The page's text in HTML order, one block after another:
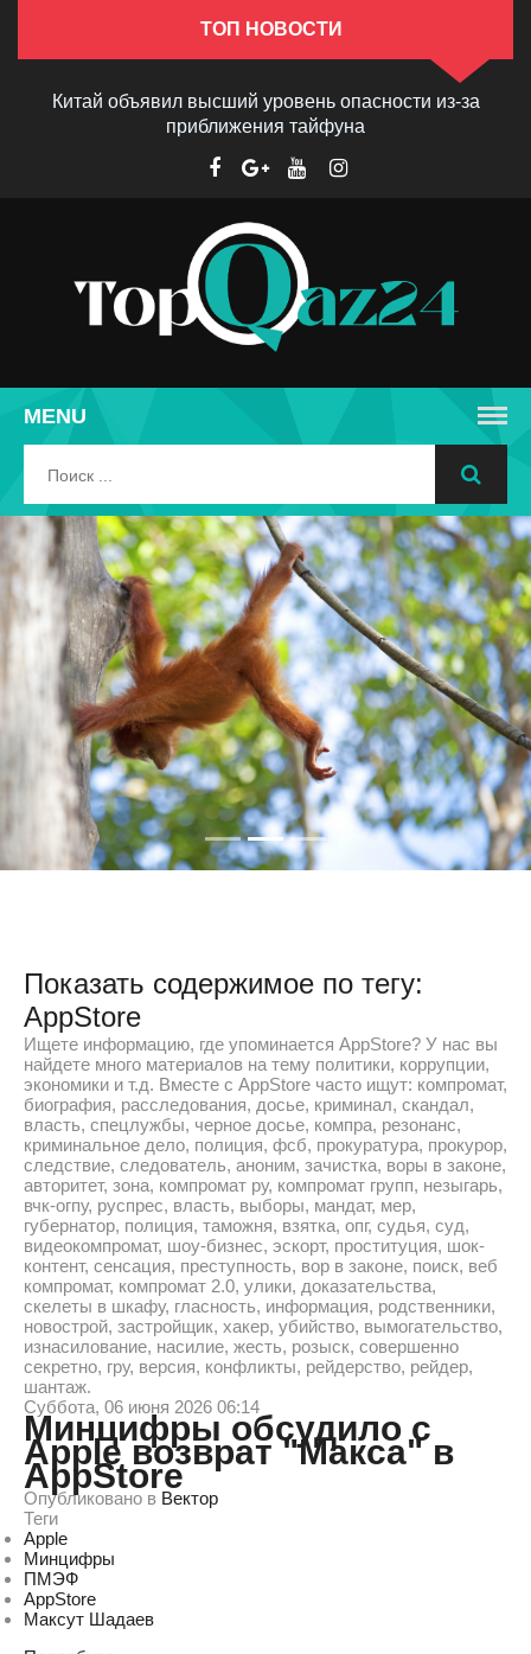
ТОП НОВОСТИ
Китай объявил высший уровень опасности из-за
приближения тайфуна
MENU
Показать содержимое по тегу:
AppStore
Ищете информацию, где упоминается AppStore? У нас вы
найдете много материалов на тему политики, коррупции,
экономики и т.д. Вместе с AppStore часто ищут: компромат,
биография, расследования, досье, криминал, скандал,
власть, спецлужбы, черное досье, компра, резонанс,
криминальное дело, полиция, фсб, прокуратура, прокурор,
следствие, следователь, аноним, зачистка, воры в законе,
авторитет, зона, компромат ру, компромат групп, незыгарь,
вчк-огпу, руспрес, власть, выборы, мандат, мер,
губернатор, полиция, таможня, взятка, опг, судья, суд,
видеокомпромат, шоу-бизнес, эскорт, проституция, шок-
контент, сенсация, преступность, вор в законе, поиск, веб
компромат, компромат 2.0, улики, доказательства,
скелеты в шкафу, гласность, информация, родственники,
новострой, застройщик, хакер, убийство, вымогательство,
изнасилование, насилие, жесть, розыск, совершенно
секретно, гру, версия, конфликты, рейдерство, рейдер,
шантаж.
Суббота, 06 июня 2026 06:14
Минцифры обсудило с
Apple возврат "Макса" в
AppStore
Опубликовано в Вектор
Теги
Apple
Минцифры
ПМЭФ
AppStore
Максут Шадаев